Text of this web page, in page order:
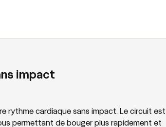
impact
rythme cardiaque sans impact. Le circuit est
permettant de bouger plus rapidement et